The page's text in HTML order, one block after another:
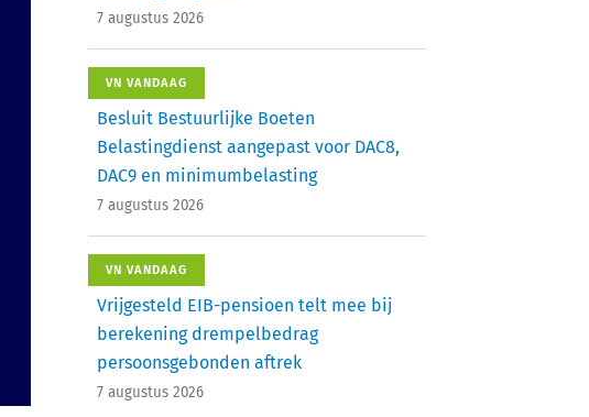
7 augustus 2026
VN VANDAAG
Besluit Bestuurlijke Boeten
Belastingdienst aangepast voor DAC8,
DAC9 en minimumbelasting
7 augustus 2026
VN VANDAAG
Vrijgesteld EIB-pensioen telt mee bij
berekening drempelbedrag
persoonsgebonden aftrek
7 augustus 2026